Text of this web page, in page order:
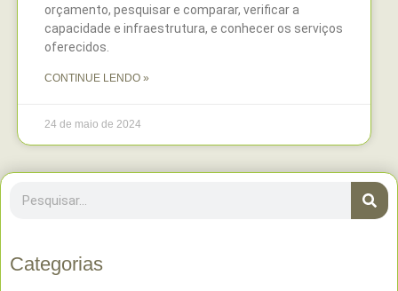
orçamento, pesquisar e comparar, verificar a
capacidade e infraestrutura, e conhecer os serviços
oferecidos.
CONTINUE LENDO »
24 de maio de 2024
Categorias